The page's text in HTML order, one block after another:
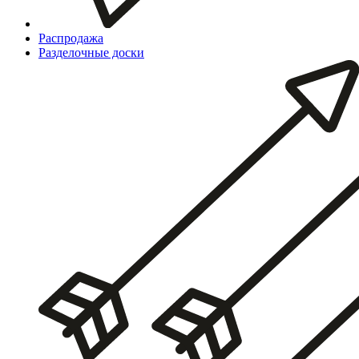
Распродажа
Разделочные доски